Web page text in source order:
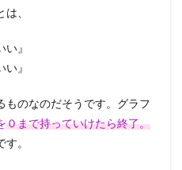
、
』
』
ものなのだそうです。グラフ
０まで持っていけたら終了。
。